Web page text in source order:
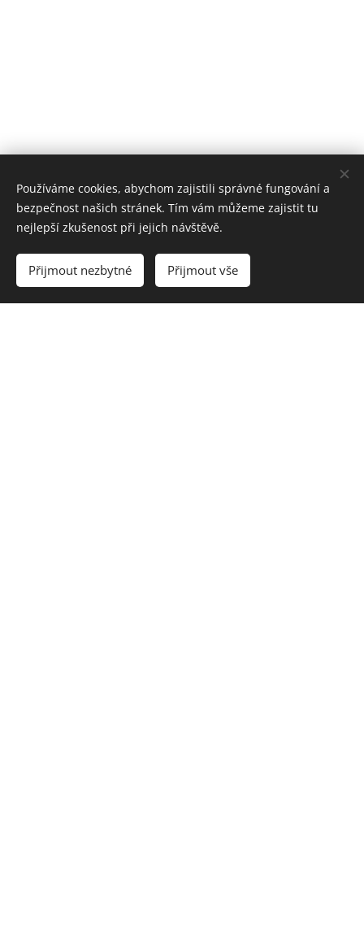
Používáme cookies, abychom zajistili správné fungování a
bezpečnost našich stránek. Tím vám můžeme zajistit tu
nejlepší zkušenost při jejich návštěvě.
Přijmout nezbytné Přijmout vše